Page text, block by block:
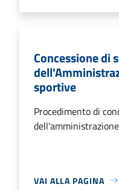
Concessione di
sportive
Procedimento di
VAI ALLA PAGINA